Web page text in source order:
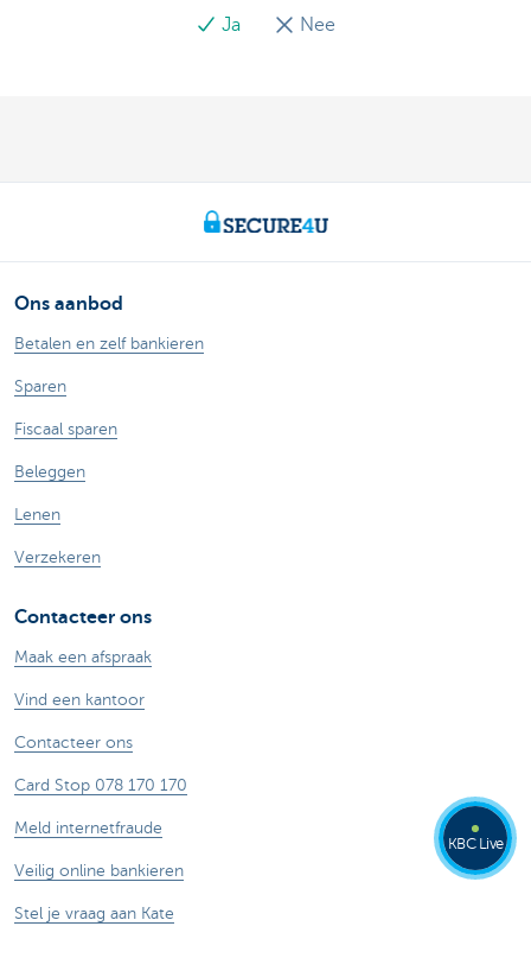
Ja Nee
Ons aanbod
Betalen en zelf bankieren
Sparen
Fiscaal sparen
Beleggen
Lenen
Verzekeren
Contacteer ons
Maak een afspraak
Vind een kantoor
Contacteer ons
Card Stop 078 170 170
Meld internetfraude
Veilig online bankieren
Stel je vraag aan Kate
KBC Live